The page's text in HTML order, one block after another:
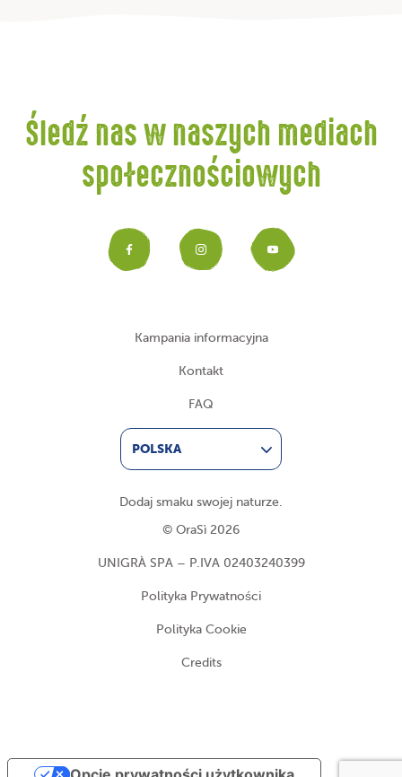
Śledź nas w naszych mediach
społecznościowych
Facebook
Instagram
Kampania informacyjna
Kontakt
FAQ
POLSKA
Dodaj smaku swojej naturze.
© OraSì 2026
UNIGRÀ SPA – P.IVA 02403240399
Polityka Prywatności
Polityka Cookie
Credits